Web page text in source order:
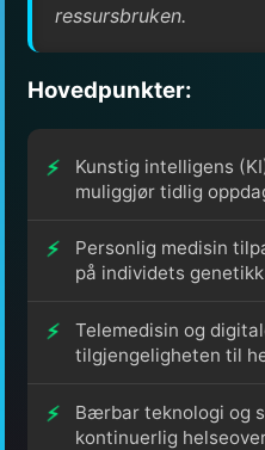
ressursbruken.
Hovedpunkter:
Kunstig intelligens
muliggjør tidlig
Personlig medisin
på individets
Telemedisin og
tilgjengeligheten til
Bærbar teknologi og
kontinuerlig